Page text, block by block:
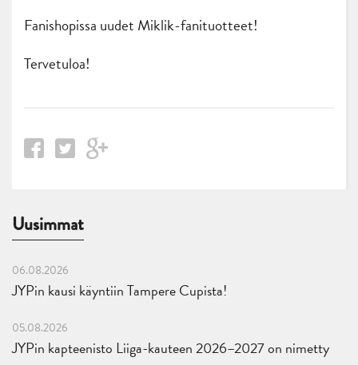
Fanishopissa uudet Miklik-fanituotteet!
Tervetuloa!
Uusimmat
06.08.2026
JYPin kausi käyntiin Tampere Cupista!
05.08.2026
JYPin kapteenisto Liiga-kauteen 2026–2027 on nimetty